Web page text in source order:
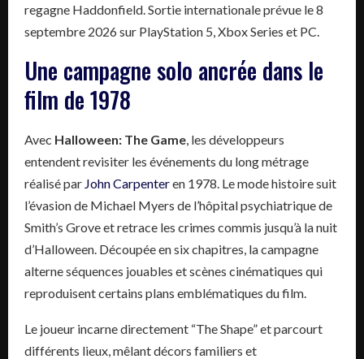
regagne Haddonfield. Sortie internationale prévue le 8
septembre 2026 sur PlayStation 5, Xbox Series et PC.
Une campagne solo ancrée dans le
film de 1978
Avec Halloween: The Game , les développeurs
entendent revisiter les événements du long métrage
réalisé par John Carpenteren 1978. Le mode histoire suit
l’évasion de Michael Myers de l’hôpital psychiatrique de
Smith’s Grove et retrace les crimes commis jusqu’à la nuit
d’Halloween. Découpée en six chapitres, la campagne
alterne séquences jouables et scènes cinématiques qui
reproduisent certains plans emblématiques du film.
Le joueur incarne directement “The Shape” et parcourt
différents lieux, mêlant décors familiers et